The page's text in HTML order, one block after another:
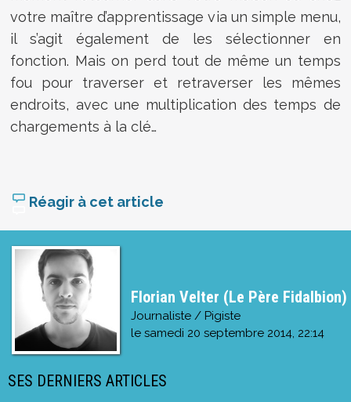
votre maître d’apprentissage via un simple menu,
il s’agit également de les sélectionner en
fonction. Mais on perd tout de même un temps
fou pour traverser et retraverser les mêmes
endroits, avec une multiplication des temps de
chargements à la clé…
Réagir à cet article
Florian Velter (Le Père Fidalbion)
Journaliste / Pigiste
le samedi 20 septembre 2014, 22:14
SES DERNIERS ARTICLES